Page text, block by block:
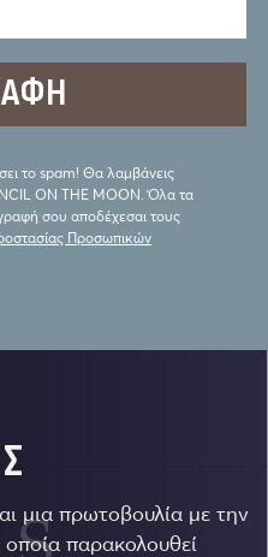
το spam! Θα λαμβάνεις
ON THE MOON. Όλα τα
σου αποδέχεσαι τους
Προσωπικών
μια πρωτοβουλία με την
παρακολουθεί